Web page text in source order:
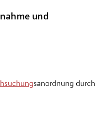
und
sanordnung durch